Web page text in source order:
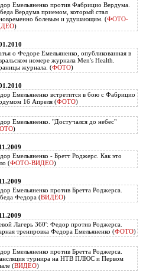
Емельяненко против Фабрицио Вердума.
Вердума приемом, который стал
болевым и удушающим. (ФОТО-
)
о Федоре Емельяненко, опубликованная в
номере журнала Men's Health.
журнала. (ФОТО)
Емельяненко встретится в бою с Фабрицио
16 Апреля (ФОТО)
Емельяненко. "Достучался до небес"
)
Емельяненко - Бретт Роджерс. Как это
(ФОТО-ВИДЕО)
Емельяненко против Бретта Роджерса.
Федора (ВИДЕО)
Лагерь 360': Федор против Роджерса.
тренировка Федора Емельяненко (ФОТО)
Емельяненко против Бретта Роджерса.
турнира на НТВ ПЛЮС и Первом
(ВИДЕО)